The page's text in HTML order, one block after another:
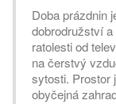
Doba prázdnin
dobrodružství
ratolesti od
na čerstvý
sytosti. Prostor
obyčejná